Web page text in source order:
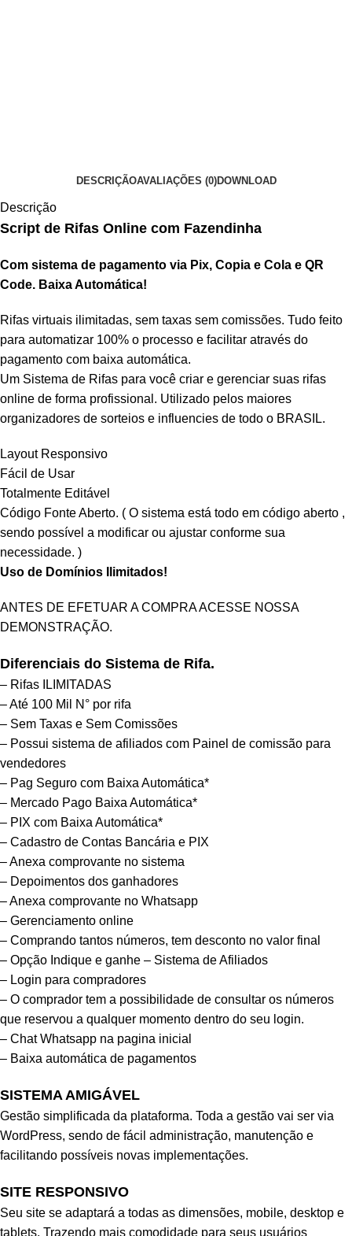
DESCRIÇÃOAVALIAÇÕES (0)DOWNLOAD
Descrição
Script de Rifas Online com Fazendinha
Com sistema de pagamento via Pix, Copia e Cola e QR
Code. Baixa Automática!
Rifas virtuais ilimitadas, sem taxas sem comissões. Tudo feito
para automatizar 100% o processo e facilitar através do
pagamento com baixa automática.
Um Sistema de Rifas para você criar e gerenciar suas rifas
online de forma profissional. Utilizado pelos maiores
organizadores de sorteios e influencies de todo o BRASIL.
Layout Responsivo
Fácil de Usar
Totalmente Editável
Código Fonte Aberto. ( O sistema está todo em código aberto ,
sendo possível a modificar ou ajustar conforme sua
necessidade. )
Uso de Domínios Ilimitados!
ANTES DE EFETUAR A COMPRA ACESSE NOSSA
DEMONSTRAÇÃO.
Diferenciais do Sistema de Rifa.
– Rifas ILIMITADAS
– Até 100 Mil N° por rifa
– Sem Taxas e Sem Comissões
– Possui sistema de afiliados com Painel de comissão para
vendedores
– Pag Seguro com Baixa Automática*
– Mercado Pago Baixa Automática*
– PIX com Baixa Automática*
– Cadastro de Contas Bancária e PIX
– Anexa comprovante no sistema
– Depoimentos dos ganhadores
– Anexa comprovante no Whatsapp
– Gerenciamento online
– Comprando tantos números, tem desconto no valor final
– Opção Indique e ganhe – Sistema de Afiliados
– Login para compradores
– O comprador tem a possibilidade de consultar os números
que reservou a qualquer momento dentro do seu login.
– Chat Whatsapp na pagina inicial
– Baixa automática de pagamentos
SISTEMA AMIGÁVEL
Gestão simplificada da plataforma. Toda a gestão vai ser via
WordPress, sendo de fácil administração, manutenção e
facilitando possíveis novas implementações.
SITE RESPONSIVO
Seu site se adaptará a todas as dimensões, mobile, desktop e
tablets. Trazendo mais comodidade para seus usuários